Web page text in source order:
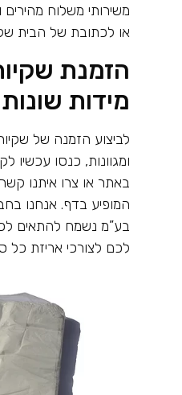
משירותי משלוח
או לכתובת של הבית
הזמנת
מידות שונות
לביצוע הזמנה של
ומגוונות, כנסו עכשיו
באתר או צרו איתנו
המופיע בדף. אנחנו
בע”מ נשמח להתאים
לכם לצורכי אריזת כל